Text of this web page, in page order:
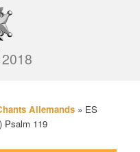
Allemands » ES
Psalm 119